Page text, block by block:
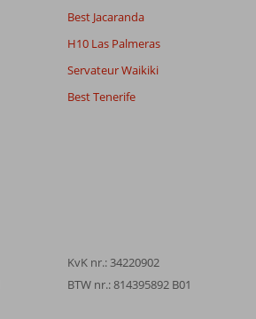
Best Jacaranda
H10 Las Palmeras
Servateur Waikiki
Best Tenerife
KvK nr.: 34220902
BTW nr.: 814395892 B01